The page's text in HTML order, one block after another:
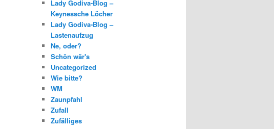
Lady Godiva-Blog –
Keynessche Löcher
Lady Godiva-Blog –
Lastenaufzug
Ne, oder?
Schön wär's
Uncategorized
Wie bitte?
WM
Zaunpfahl
Zufall
Zufälliges